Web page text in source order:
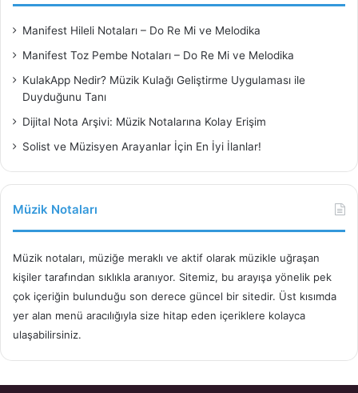
Manifest Hileli Notaları – Do Re Mi ve Melodika
Manifest Toz Pembe Notaları – Do Re Mi ve Melodika
KulakApp Nedir? Müzik Kulağı Geliştirme Uygulaması ile
Duyduğunu Tanı
Dijital Nota Arşivi: Müzik Notalarına Kolay Erişim
Solist ve Müzisyen Arayanlar İçin En İyi İlanlar!
Müzik Notaları
Müzik notaları, müziğe meraklı ve aktif olarak müzikle uğraşan
kişiler tarafından sıklıkla aranıyor. Sitemiz, bu arayışa yönelik pek
çok içeriğin bulunduğu son derece güncel bir sitedir. Üst kısımda
yer alan menü aracılığıyla size hitap eden içeriklere kolayca
ulaşabilirsiniz.